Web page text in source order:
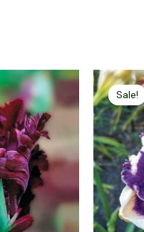
Sale!
Sale! a